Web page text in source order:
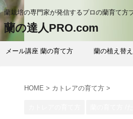
蘭栽培の専門家が発信するプロの蘭育て方
蘭の達人PRO.com
メール講座 蘭の育て方 蘭の植え替
HOME > カトレアの育て方 >